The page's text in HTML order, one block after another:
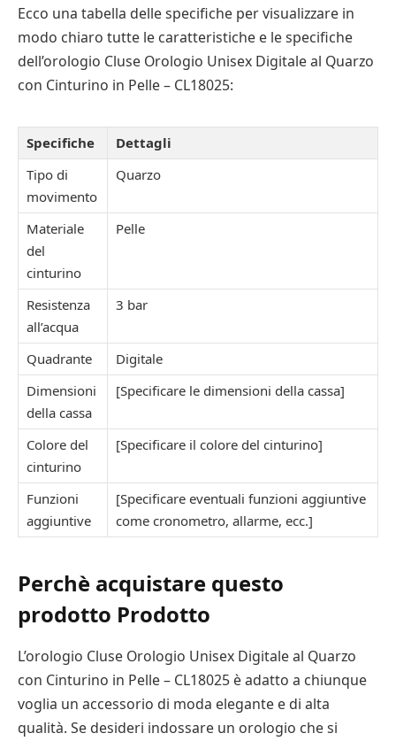
Ecco una tabella delle specifiche per visualizzare in
modo chiaro tutte le caratteristiche e le specifiche
dell’orologio Cluse Orologio Unisex Digitale al Quarzo
con Cinturino in Pelle – CL18025:
Specifiche
Dettagli
Tipo di
movimento
Quarzo
Materiale
del
cinturino
Pelle
Resistenza
all’acqua
3 bar
Quadrante
Digitale
Dimensioni
della cassa
[Specificare le dimensioni della cassa]
Colore del
cinturino
[Specificare il colore del cinturino]
Funzioni
aggiuntive
[Specificare eventuali funzioni aggiuntive
come cronometro, allarme, ecc.]
Perchè acquistare questo
prodotto Prodotto
L’orologio Cluse Orologio Unisex Digitale al Quarzo
con Cinturino in Pelle – CL18025 è adatto a chiunque
voglia un accessorio di moda elegante e di alta
qualità. Se desideri indossare un orologio che si